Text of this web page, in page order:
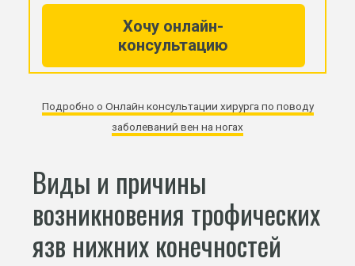
Хочу онлайн-
консультацию
Подробно о Онлайн консультации хирурга по поводу
заболеваний вен на ногах
Виды и причины
возникновения трофических
язв нижних конечностей